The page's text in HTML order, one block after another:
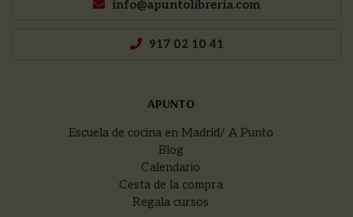
info@apuntolibreria.com
917 02 10 41
APUNTO
Escuela de cocina en Madrid/ A Punto
Blog
Calendario
Cesta de la compra
Regala cursos